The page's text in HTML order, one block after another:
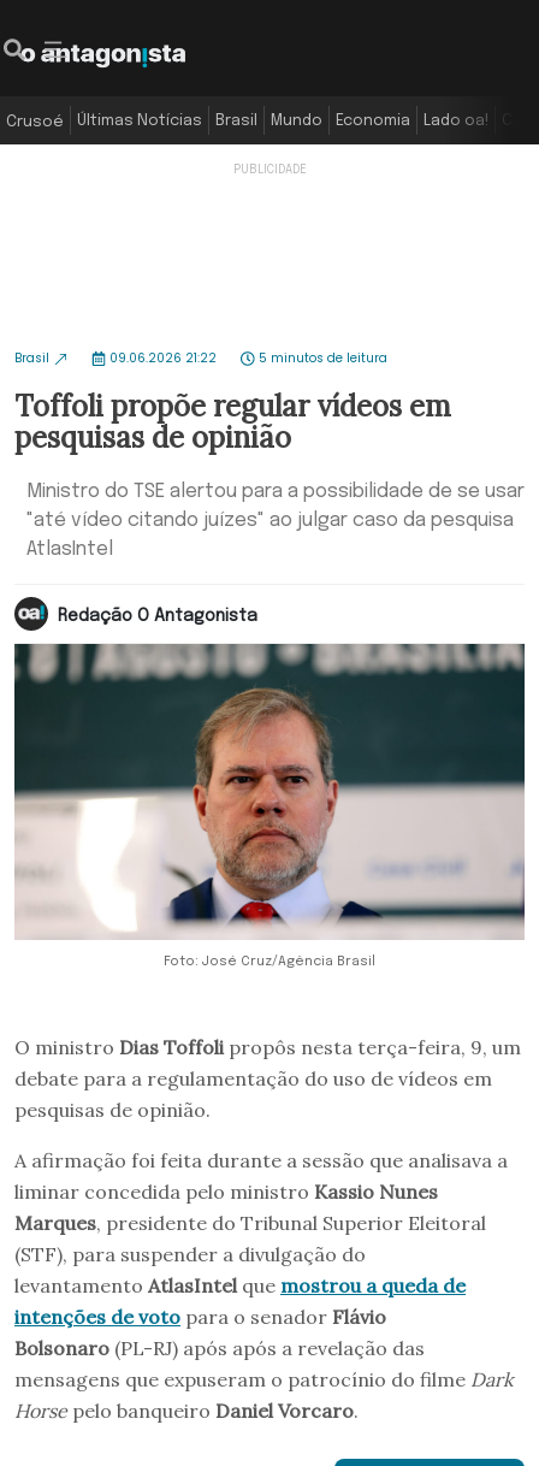
Crusoé Últimas Notícias Brasil Mundo Economia Lado oa!
Brasil 09.06.2026 21:22 5 minutos de leitura
Toffoli propõe regular vídeos em
pesquisas de opinião
Ministro do TSE alertou para a possibilidade de se usar
"até vídeo citando juízes" ao julgar caso da pesquisa
AtlasIntel
Redação O Antagonista
Foto: José Cruz/Agência Brasil
O ministro Dias Toffolipropôs nesta terça-feira, 9, um
debate para a regulamentação do uso de vídeos em
pesquisas de opinião.
A afirmação foi feita durante a sessão que analisava a
liminar concedida pelo ministro Kassio Nunes
Marques, presidente do Tribunal Superior Eleitoral
(STF), para suspender a divulgação do
levantamento AtlasIntelque mostrou a queda de
intenções de voto para o senador Flávio
Bolsonaro (PL-RJ) após após a revelação das
mensagens que expuseram o patrocínio do filme Dark
Horsepelo banqueiro Daniel Vorcaro.